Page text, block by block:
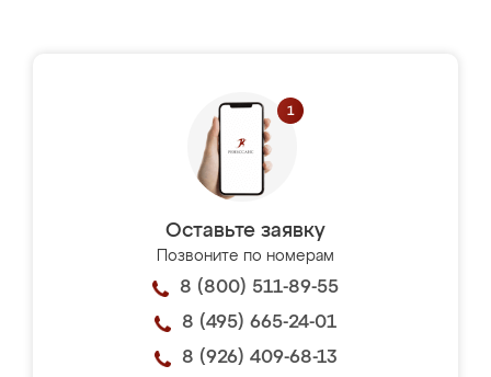
Оставьте заявку
Позвоните по номерам
8 (800) 511-89-55
8 (495) 665-24-01
8 (926) 409-68-13